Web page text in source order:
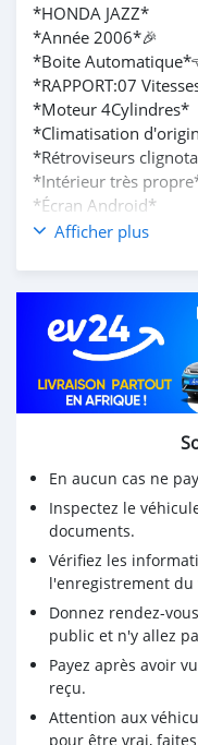
*HONDA JAZZ*
*Année 2006*🎉
*Boite
*RAPPORT:07
*Moteur 4Cylindres*
*Climatisation
*Rétroviseurs
*Intérieur très
*Écran Android*
*Caméra de recule*
*Documents OK*
*PRIX: 2.900.000
Afficher plus
En aucun cas ne
Inspectez le
documents.
Vérifiez les
l'enregistrement du
Donnez rendez-
public et n'y allez
Payez après avoir
reçu.
Attention aux
pour être vrai,